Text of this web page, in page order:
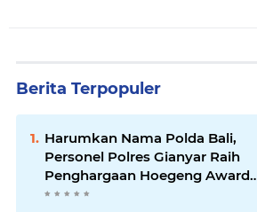
Berita Terpopuler
Harumkan Nama Polda Bali,
Personel Polres Gianyar Raih
Penghargaan Hoegeng Awards
2026